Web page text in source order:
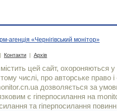
агенція «Чернігівський монітор»
| Контакти | Архів
цей сайт, охороняються у
числі, про авторське право і
дозволяється за
є гiперпосилання на
та гіперпосилання